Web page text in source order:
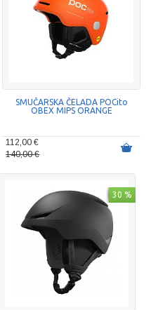
SMUČARSKA ČELADA POCito
OBEX MIPS ORANGE
112,00 €
140,00 €
30 %